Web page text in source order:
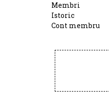
Membri
Istoric
Cont membru